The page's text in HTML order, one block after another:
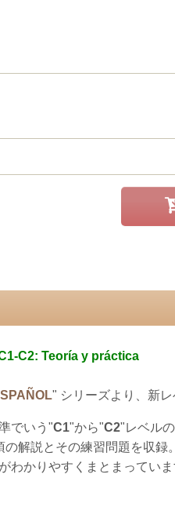
C2: Teoría y práctica
" シリーズより、新レ
でいう"C1"から"C2"レベル
解説とその練習問題を収録。
わかりやすくまとまっていま